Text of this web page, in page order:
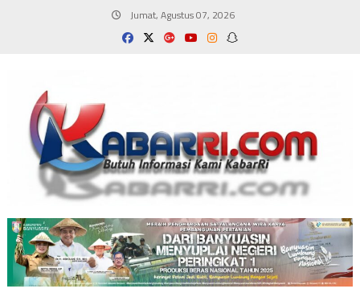
Jumat, Agustus 07, 2026